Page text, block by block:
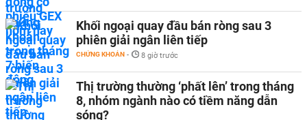
Khối ngoại quay đầu bán ròng sau 3
phiên giải ngân liên tiếp
CHỨNG KHOÁN - 8 giờ trước
Thị trường thường ‘phất lên’ trong tháng
8, nhóm ngành nào có tiềm năng dẫn
sóng?